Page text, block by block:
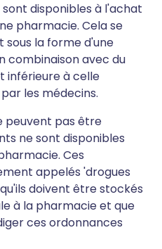
disponibles à l'achat
pharmacie. Cela se
la forme d'une
combinaison avec du
inférieure à celle
les médecins.
peuvent pas être
ne sont disponibles
Ces
appelés 'drogues
doivent être stockés
à la pharmacie et que
ces ordonnances